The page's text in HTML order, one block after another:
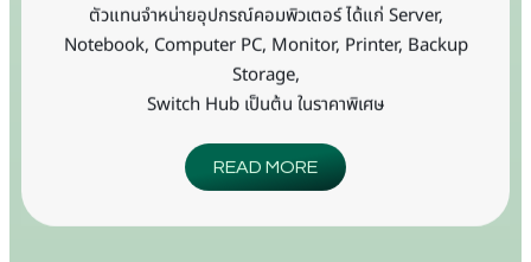
ตัวแทนจำหน่ายอุปกรณ์คอมพิวเตอร์ ได้แก่ Server,
Notebook, Computer PC, Monitor, Printer, Backup
Storage,
Switch Hub เป็นต้น ในราคาพิเศษ
READ MORE